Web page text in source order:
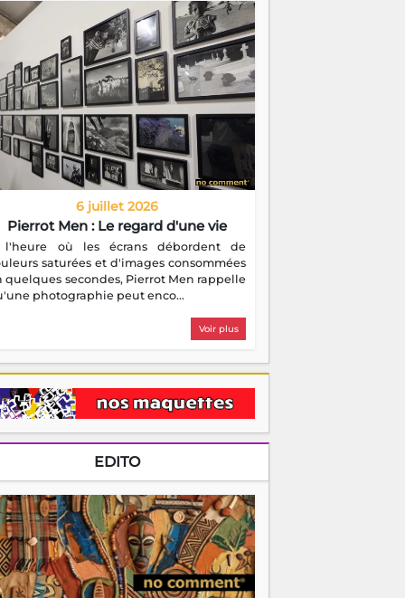
6 juillet 2026
Pierrot Men : Le regard d'une vie
l'heure où les écrans débordent de
saturées et d'images consommées
quelques secondes, Pierrot Men rappelle
photographie peut enco...
Voir plus
EDITO